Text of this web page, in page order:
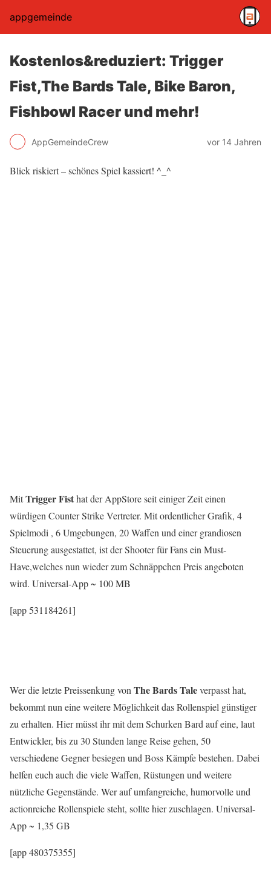
appgemeinde
Kostenlos&reduziert: Trigger
Fist,The Bards Tale, Bike Baron,
Fishbowl Racer und mehr!
AppGemeindeCrew vor 14 Jahren
Blick riskiert – schönes Spiel kassiert! ^_^
MitTrigger Fisthat der AppStore seit einiger Zeit einen
würdigen Counter Strike Vertreter. Mit ordentlicher Grafik, 4
Spielmodi , 6 Umgebungen, 20 Waffen und einer grandiosen
Steuerung ausgestattet, ist der Shooter für Fans ein Must-
Have,welches nun wieder zum Schnäppchen Preis angeboten
wird. Universal-App ~ 100 MB
[app 531184261]
Wer die letzte Preissenkung von The Bards Taleverpasst hat,
bekommt nun eine weitere Möglichkeit das Rollenspiel günstiger
zu erhalten. Hier müsst ihr mit dem Schurken Bard auf eine, laut
Entwickler, bis zu 30 Stunden lange Reise gehen, 50
verschiedene Gegner besiegen und Boss Kämpfe bestehen. Dabei
helfen euch auch die viele Waffen, Rüstungen und weitere
nützliche Gegenstände. Wer auf umfangreiche, humorvolle und
actionreiche Rollenspiele steht, sollte hier zuschlagen. Universal-
App ~ 1,35 GB
[app 480375355]